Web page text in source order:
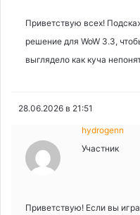
Приветствую всех!
решение для WoW 3.3,
выглядело как куча
28.06.2026 в 21:51
hydrogenn
Участник
Приветствую! Если вы